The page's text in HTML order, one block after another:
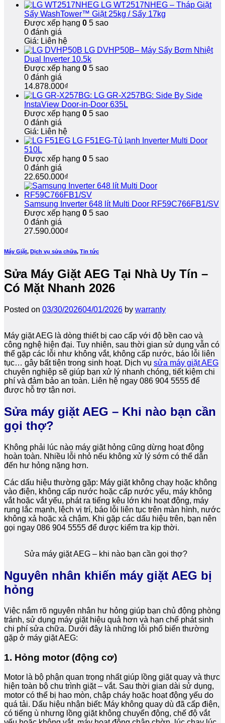
dài
hạn
bảo
hành
mặt
nhanh,
hạn
tín,
thợ
nhanh
Steba
uy
giỏi,
LG WT2517NHEG – Tháp Giặt
Sấy WashTower™ Giặt 25kg / Sấy 17kg
Được xếp hạng 0 5 sao
0 đánh giá
Giá: Liên hệ
LG DVHP50B– Máy Sấy Bơm Nhiệt
Dual Inverter 10.5k
Được xếp hạng 0 5 sao
0 đánh giá
14.878.000₫
LG GR-X257BG: Side By Side
InstaView Door-in-Door 635L
Được xếp hạng 0 5 sao
0 đánh giá
Giá: Liên hệ
LG F51EG-Tủ lạnh Inverter Multi Door
510L
Được xếp hạng 0 5 sao
0 đánh giá
22.650.000₫
Samsung Inverter 648 lít Multi Door RF59C766FB1/SV
Được xếp hạng 0 5 sao
0 đánh giá
27.590.000₫
Máy Giặt, Dịch vụ sửa chữa, Tin tức
Sửa Máy Giặt AEG Tại Nhà Uy Tín –
Có Mặt Nhanh 2026
Posted on 03/30/202604/01/2026 by warranty
Máy giặt AEG là dòng thiết bị cao cấp với độ bền cao và
công nghệ hiện đại. Tuy nhiên, sau thời gian sử dụng vẫn có
thể gặp các lỗi như không vắt, không cấp nước, báo lỗi liên
tục… gây bất tiện trong sinh hoạt. Dịch vụ sửa máy giặt AEG
chuyên nghiệp sẽ giúp bạn xử lý nhanh chóng, tiết kiệm chi
phí và đảm bảo an toàn. Liên hệ ngay 086 904 5555 để
được hỗ trợ tận nơi.
Sửa máy giặt AEG – Khi nào bạn cần
gọi thợ?
Không phải lúc nào máy giặt hỏng cũng dừng hoạt động
hoàn toàn. Nhiều lỗi nhỏ nếu không xử lý sớm có thể dẫn
đến hư hỏng nặng hơn.
Các dấu hiệu thường gặp: Máy giặt không chạy hoặc không
vào điện, không cấp nước hoặc cấp nước yếu, máy không
vắt hoặc vắt yếu, phát ra tiếng kêu lớn khi hoạt động, máy
rung lắc mạnh, lệch vị trí, báo lỗi liên tục trên màn hình, nước
không xả hoặc xả chậm. Khi gặp các dấu hiệu trên, bạn nên
gọi ngay 086 904 5555 để được kiểm tra kịp thời.
Sửa máy giặt AEG – khi nào bạn cần gọi thợ?
Nguyên nhân khiến máy giặt AEG bị
hỏng
Việc nắm rõ nguyên nhân hư hỏng giúp bạn chủ động phòng
tránh, sử dụng máy giặt hiệu quả hơn và hạn chế phát sinh
chi phí sửa chữa. Dưới đây là những lỗi phổ biến thường
gặp ở máy giặt AEG:
1. Hỏng motor (động cơ)
Motor là bộ phận quan trọng nhất giúp lồng giặt quay và thực
hiện toàn bộ chu trình giặt – vắt. Sau thời gian dài sử dụng,
motor có thể bị hao mòn, chập cháy hoặc hoạt động yếu do
quá tải. Dấu hiệu nhận biết: Máy không quay dù đã cấp điện,
có tiếng ù nhưng lồng giặt không chuyển động, chế độ vắt